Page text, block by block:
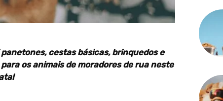
cestas básicas, brinquedos e
os animais de moradores de rua neste